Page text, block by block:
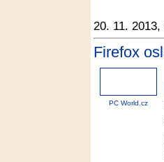
20. 11. 2013,
Firefox
PC World.cz